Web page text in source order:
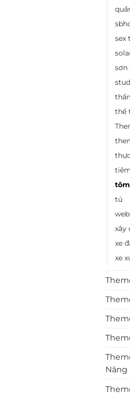
sex
sơn
thể
tôm
tủ
xây
xe
xe
Năng